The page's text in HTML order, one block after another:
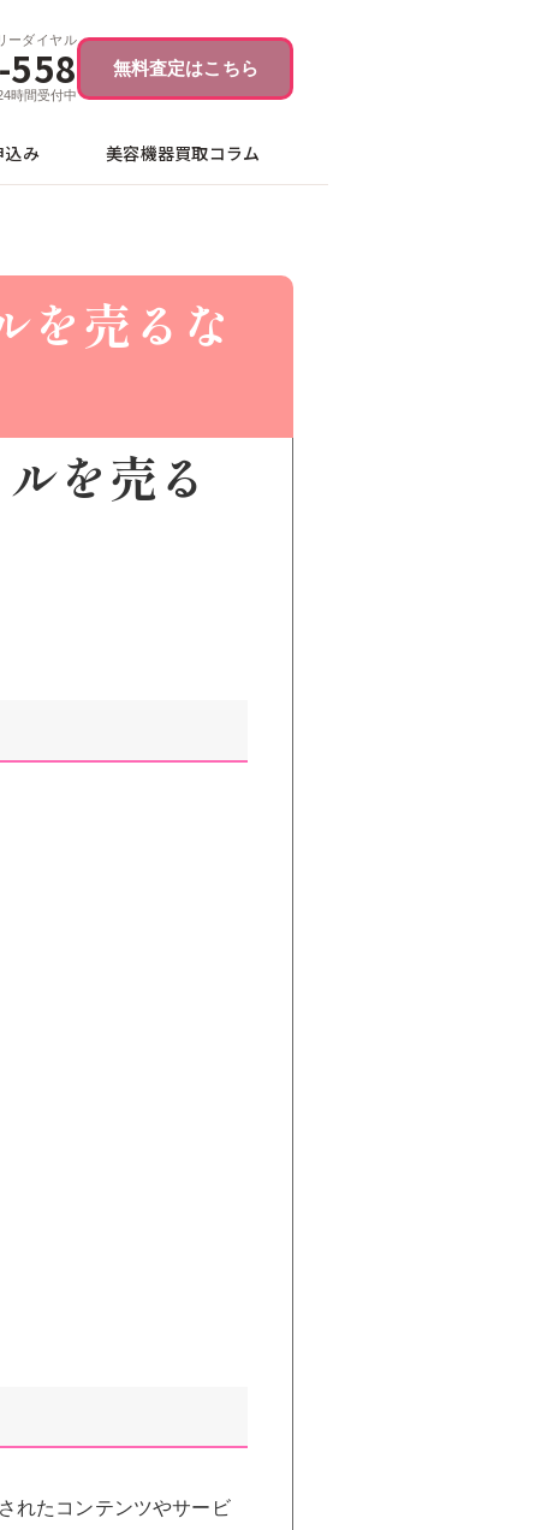
ーダイヤル
時間受付中
無料査定はこちら
込み 美容機器買取コラム
を売るな
を売る
れたコンテンツやサービ